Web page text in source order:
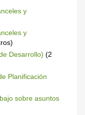
y
y
Desarrollo) (2
Planificación
sobre asuntos